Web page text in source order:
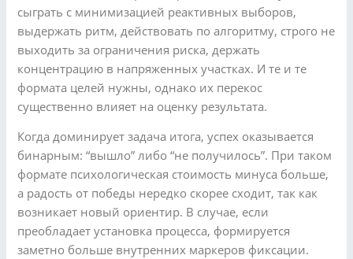
сыграть с минимизацией реактивных выборов,
выдержать ритм, действовать по алгоритму, строго не
выходить за ограничения риска, держать
концентрацию в напряженных участках. И те и те
формата целей нужны, однако их перекос
существенно влияет на оценку результата.
Когда доминирует задача итога, успех оказывается
бинарным: “вышло” либо “не получилось”. При таком
формате психологическая стоимость минуса больше,
а радость от победы нередко скорее сходит, так как
возникает новый ориентир. В случае, если
преобладает установка процесса, формируется
заметно больше внутренних маркеров фиксации.